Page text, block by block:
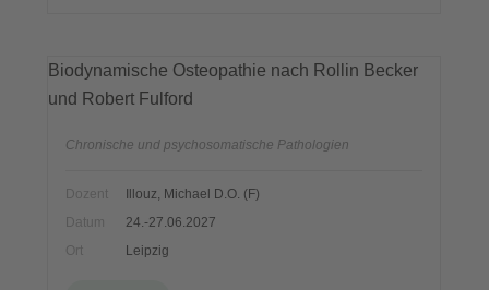
Biodynamische Osteopathie nach Rollin Becker
und Robert Fulford
Chronische und psychosomatische Pathologien
Dozent
Illouz, Michael D.O. (F)
Datum
24.-27.06.2027
Ort
Leipzig